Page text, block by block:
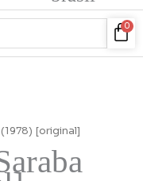
0
[original]